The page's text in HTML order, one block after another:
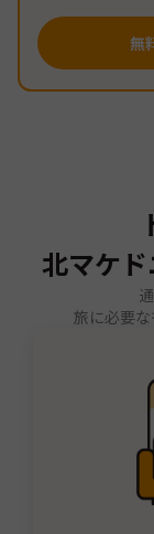
無
北マケ
旅に必要